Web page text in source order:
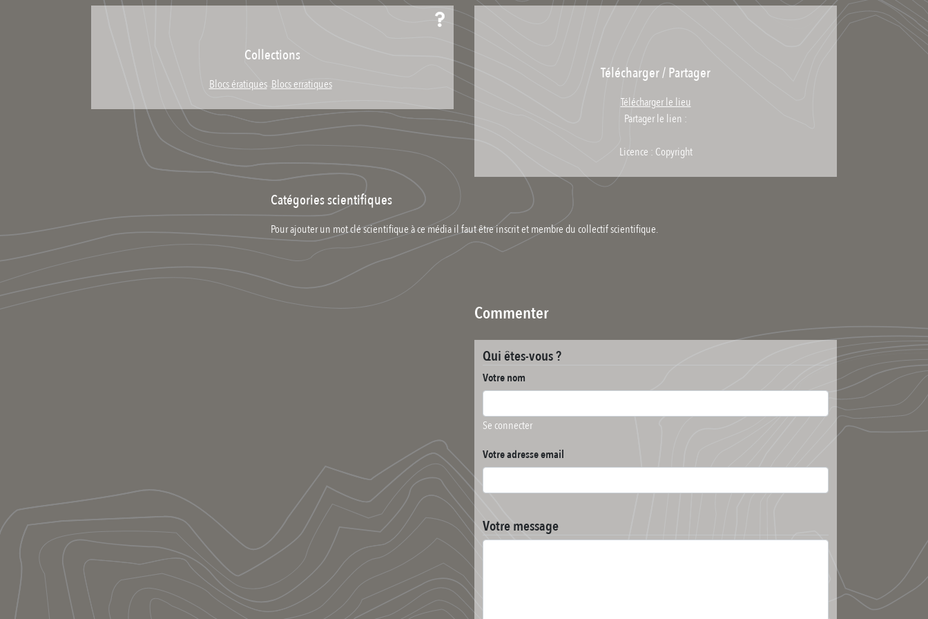
Collections
Blocs ératiques Blocs erratiques
Télécharger / Partager
Télécharger le lieu
Partager le lien :
Licence : Copyright
Catégories scientifiques
Pour ajouter un mot clé scientifique à ce média il faut être inscrit et membre du collectif scientifique.
Commenter
Qui êtes-vous ?
Votre nom
Se connecter
Votre adresse email
Votre message